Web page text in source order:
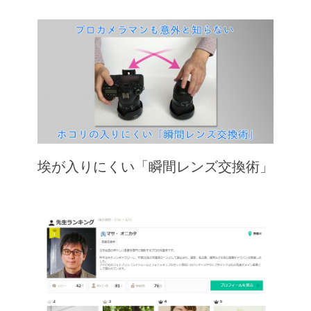
埃が入りにくい「瞬間レンズ交換術」